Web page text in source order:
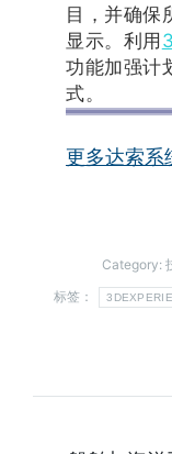
目，并确保
显示。利用
功能加强计
式。
更多达索系
Category:
标签：